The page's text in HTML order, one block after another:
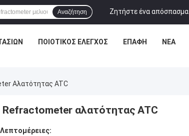
Ζητήστε ένα απόσπασμα
Αναζήτηση
ΠΟΙΟΤΙΚΌΣ ΈΛΕΓΧΟΣ ΕΠΑΦΉ ΝΈΑ
Αλατότητας ATC
αλατότητας ATC
Λεπτομέρειες: